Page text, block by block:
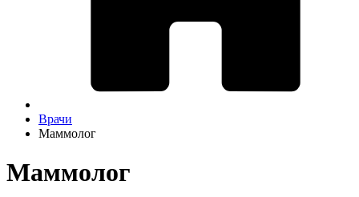
Врачи
Маммолог
Маммолог